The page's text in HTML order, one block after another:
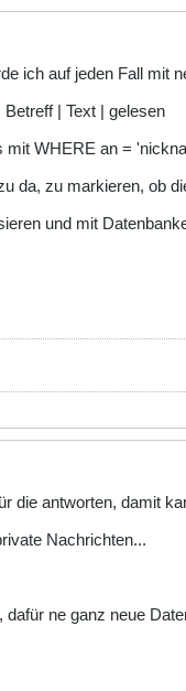
ich auf jeden Fall mit
| Text | gelesen
mit WHERE an =
da, zu markieren, ob
und mit
die antworten, damit
Nachrichten...
ne ganz neue